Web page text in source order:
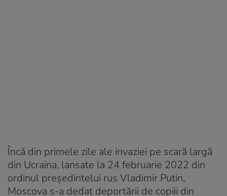
Încă din primele zile ale invaziei pe scară largă
din Ucraina, lansate la 24 februarie 2022 din
ordinul președintelui rus Vladimir Putin,
Moscova s-a dedat deportării de copiii din